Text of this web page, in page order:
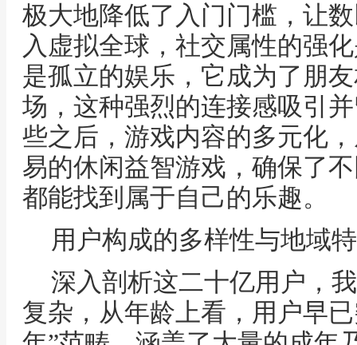
极大地降低了入门门槛，让
入虚拟全球，社交属性的强
是孤立的娱乐，它成为了朋
场，这种强烈的连接感吸引
些之后，游戏内容的多元化
易的休闲益智游戏，确保了
都能找到属于自己的乐趣。
用户构成的多样性与地域
深入剖析这二十亿用户，
复杂，从年龄上看，用户早